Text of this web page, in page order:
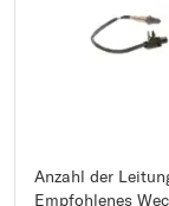
Anzahl der
Empfohlenes
Anzahl der
Länge über Alles